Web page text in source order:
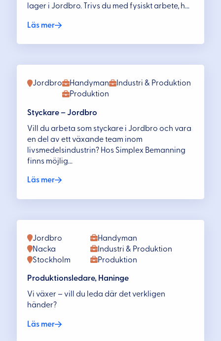
lager i Jordbro. Trivs du med fysiskt arbete, h...
Läs mer
Handyman
Industri & Produktion
Produktion
Jordbro
Styckare – Jordbro
Vill du arbeta som styckare i Jordbro och vara
en del av ett växande team inom
livsmedelsindustrin? Hos Simplex Bemanning
finns möjlig...
Läs mer
Handyman
Industri & Produktion
Produktion
Jordbro
Nacka
Stockholm
Produktionsledare, Haninge
Vi växer – vill du leda där det verkligen
händer?
Läs mer